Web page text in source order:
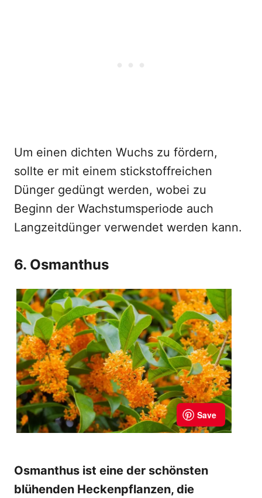
Um einen dichten Wuchs zu fördern,
sollte er mit einem stickstoffreichen
Dünger gedüngt werden, wobei zu
Beginn der Wachstumsperiode auch
Langzeitdünger verwendet werden kann.
6. Osmanthus
Osmanthus ist eine der schönsten
blühenden Heckenpflanzen, die